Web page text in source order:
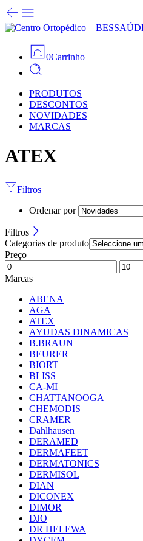
0Carrinho
PRODUTOS
DESCONTOS
NOVIDADES
MARCAS
ATEX
Filtros
Ordenar por
Filtros
Categorias de produto
Preço
Marcas
ABENA
AGA
ATEX
AYUDAS DINAMICAS
B.BRAUN
BEURER
BIORT
BLISS
CA-MI
CHATTANOOGA
CHEMODIS
CRAMER
Dahlhausen
DERAMED
DERMAFEET
DERMATONICS
DERMISOL
DIAN
DICONEX
DIMOR
DJO
DR HELEWA